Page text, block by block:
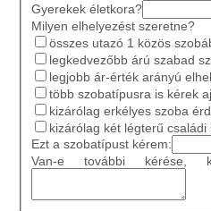
Gyerekek életkora?
Milyen elhelyezést szeretne?
összes utazó 1 közös
legkedvezőbb árú szabad
legjobb ár-érték arányú
több szobatípusra is kérek
kizárólag erkélyes szoba
kizárólag két légterű családi
Ezt a szobatípust kérem:
Van-e további kérése,